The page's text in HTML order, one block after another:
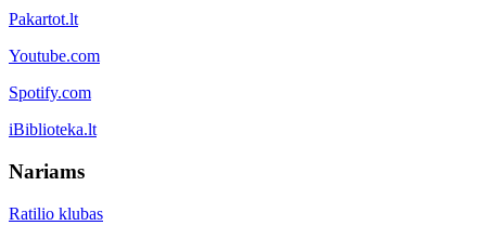
Pakartot.lt
Youtube.com
Spotify.com
iBiblioteka.lt
Nariams
Ratilio klubas